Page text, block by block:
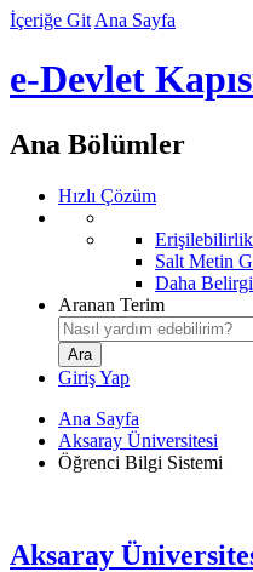
İçeriğe Git Ana Sayfa
e-Devlet
Ana Bölümler
Hızlı Çözüm
Salt Metin
Daha
Aranan Terim
Giriş Yap
Ana Sayfa
Aksaray Üniversitesi
Öğrenci Bilgi Sistemi
Aksaray